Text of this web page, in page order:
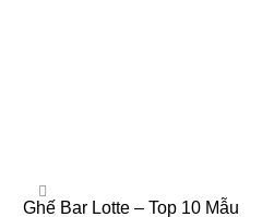
Ghế Bar Lotte – Top 10 Mẫu